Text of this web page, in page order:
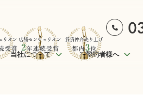
当社について ご契約者様へ